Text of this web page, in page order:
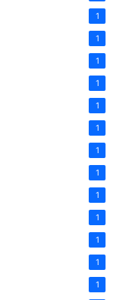
1
1
1
1
1
1
1
1
1
1
1
1
1